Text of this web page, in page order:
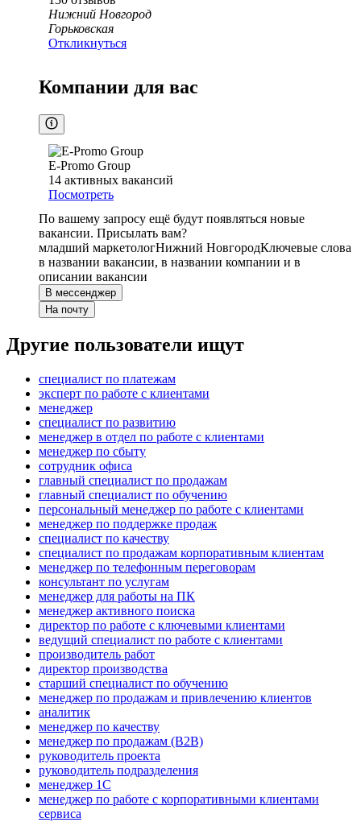
Нижний Новгород
Горьковская
Откликнуться
Компании для вас
E-Promo Group
14 активных вакансий
Посмотреть
По вашему запросу ещё будут появляться новые
вакансии. Присылать вам?
младший маркетологНижний НовгородКлючевые слова
в названии вакансии, в названии компании и в
описании вакансии
В мессенджер
На почту
Другие пользователи ищут
специалист по платежам
эксперт по работе с клиентами
менеджер
специалист по развитию
менеджер в отдел по работе с клиентами
менеджер по сбыту
сотрудник офиса
главный специалист по продажам
главный специалист по обучению
персональный менеджер по работе с клиентами
менеджер по поддержке продаж
специалист по качеству
специалист по продажам корпоративным клиентам
менеджер по телефонным переговорам
консультант по услугам
менеджер для работы на ПК
менеджер активного поиска
директор по работе с ключевыми клиентами
ведущий специалист по работе с клиентами
производитель работ
директор производства
старший специалист по обучению
менеджер по продажам и привлечению клиентов
аналитик
менеджер по качеству
менеджер по продажам (B2B)
руководитель проекта
руководитель подразделения
менеджер 1С
менеджер по работе с корпоративными клиентами
сервиса